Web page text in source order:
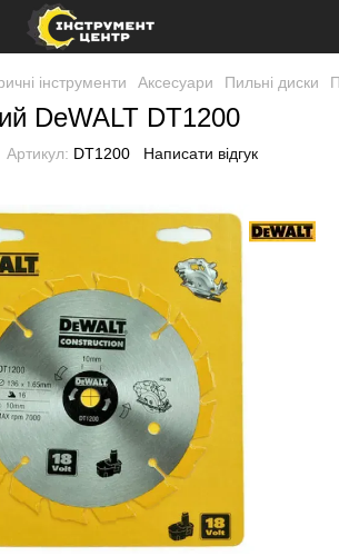
інструменти Аксесуари Пильні диски
DeWALT DT1200
Артикул: DT1200 Написати відгук